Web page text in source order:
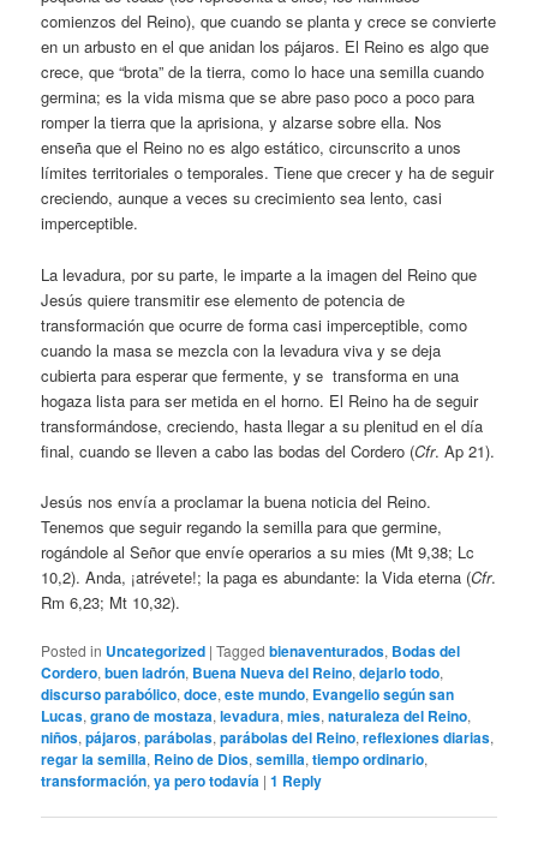
comienzos del Reino), que cuando se planta y crece se convierte
en un arbusto en el que anidan los pájaros. El Reino es algo que
crece, que “brota” de la tierra, como lo hace una semilla cuando
germina; es la vida misma que se abre paso poco a poco para
romper la tierra que la aprisiona, y alzarse sobre ella. Nos
enseña que el Reino no es algo estático, circunscrito a unos
límites territoriales o temporales. Tiene que crecer y ha de seguir
creciendo, aunque a veces su crecimiento sea lento, casi
imperceptible.
La levadura, por su parte, le imparte a la imagen del Reino que
Jesús quiere transmitir ese elemento de potencia de
transformación que ocurre de forma casi imperceptible, como
cuando la masa se mezcla con la levadura viva y se deja
cubierta para esperar que fermente, y se transforma en una
hogaza lista para ser metida en el horno. El Reino ha de seguir
transformándose, creciendo, hasta llegar a su plenitud en el día
final, cuando se lleven a cabo las bodas del Cordero (Cfr. Ap 21).
Jesús nos envía a proclamar la buena noticia del Reino.
Tenemos que seguir regando la semilla para que germine,
rogándole al Señor que envíe operarios a su mies (Mt 9,38; Lc
10,2). Anda, ¡atrévete!; la paga es abundante: la Vida eterna (Cfr.
Rm 6,23; Mt 10,32).
Posted in Uncategorized |Tagged bienaventurados, Bodas del
Cordero,buen ladrón, Buena Nueva del Reino,dejarlo todo,
discurso parabólico,doce,este mundo, Evangelio según san
Lucas,grano de mostaza,levadura,mies,naturaleza del Reino,
niños,pájaros,parábolas,parábolas del Reino,reflexiones diarias,
regar la semilla, Reino de Dios,semilla,tiempo ordinario,
transformación,ya pero todavía |1 Reply